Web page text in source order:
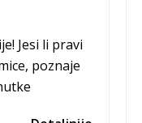
Jesi li pravi
poznaje